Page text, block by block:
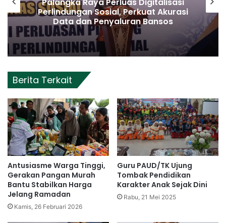
Perlindungan Sosial, Perkuat Akurasi
Data dan Penyaluran Bansos
Berita Terkait
Antusiasme Warga Tinggi,
Gerakan Pangan Murah
Bantu Stabilkan Harga
Jelang Ramadan
Kamis, 26 Februari 2026
Guru PAUD/TK Ujung
Tombak Pendidikan
Karakter Anak Sejak Dini
Rabu, 21 Mei 2025